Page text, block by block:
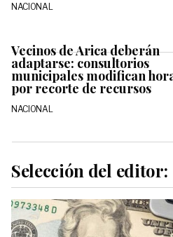
NACIONAL
Vecinos de Arica deberán
adaptarse: consultorios
municipales modifican
por recorte de recursos
NACIONAL
Selección del editor: